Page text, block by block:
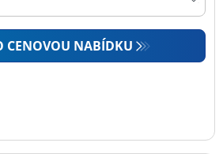
(0)
CENOVOU NABÍDKU